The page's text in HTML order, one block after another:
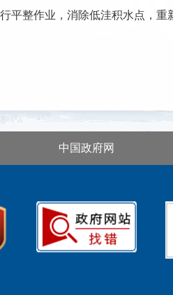
平整作业，消除低洼积水点，重
中国政府网